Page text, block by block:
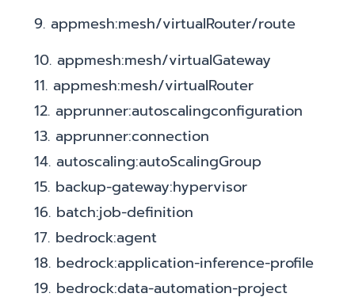
9. appmesh:mesh/virtualRouter/route
10. appmesh:mesh/virtualGateway
11. appmesh:mesh/virtualRouter
12. apprunner:autoscalingconfiguration
13. apprunner:connection
14. autoscaling:autoScalingGroup
15. backup-gateway:hypervisor
16. batch:job-definition
17. bedrock:agent
18. bedrock:application-inference-profile
19. bedrock:data-automation-project